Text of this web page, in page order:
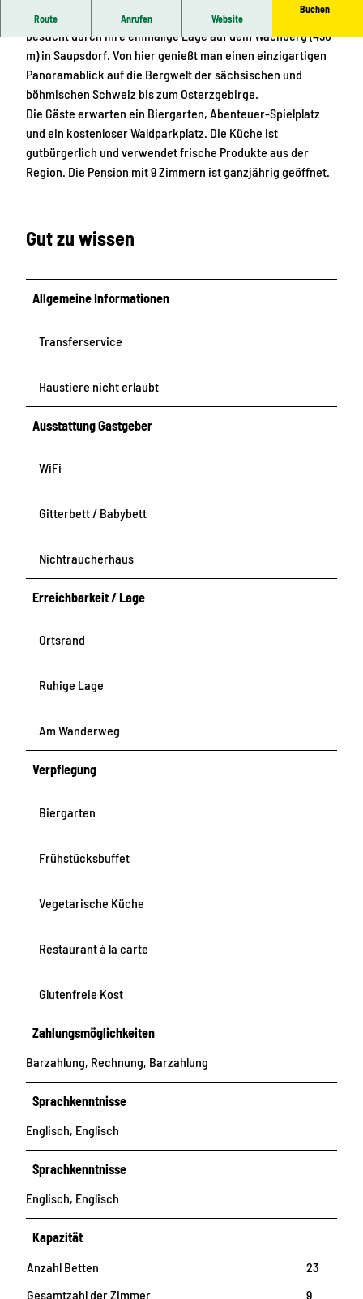
Route Anrufen Website
Buchen
Die urige, seit 1851 als Familienbetrieb geführte Bergbaude,
besticht durch ihre einmalige Lage auf dem Wachberg (496
m) in Saupsdorf. Von hier genießt man einen einzigartigen
Panoramablick auf die Bergwelt der sächsischen und
böhmischen Schweiz bis zum Osterzgebirge.
Die Gäste erwarten ein Biergarten, Abenteuer-Spielplatz
und ein kostenloser Waldparkplatz. Die Küche ist
gutbürgerlich und verwendet frische Produkte aus der
Region. Die Pension mit 9 Zimmern ist ganzjährig geöffnet.
Gut zu wissen
Allgemeine Informationen
Transferservice
Haustiere nicht erlaubt
Ausstattung Gastgeber
WiFi
Gitterbett / Babybett
Nichtraucherhaus
Erreichbarkeit / Lage
Ortsrand
Ruhige Lage
Am Wanderweg
Verpflegung
Biergarten
Frühstücksbuffet
Vegetarische Küche
Restaurant à la carte
Glutenfreie Kost
Zahlungsmöglichkeiten
Barzahlung, Rechnung, Barzahlung
Sprachkenntnisse
Englisch, Englisch
Sprachkenntnisse
Englisch, Englisch
Kapazität
Anzahl Betten
23
Gesamtzahl der Zimmer
9